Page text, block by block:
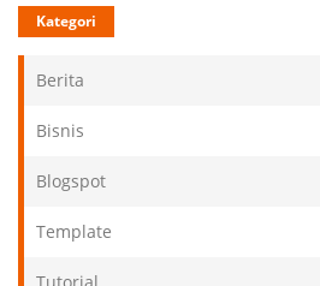
Kategori
Berita
Bisnis
Blogspot
Template